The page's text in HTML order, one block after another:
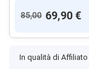
85,00 69,90 €
In qualità di